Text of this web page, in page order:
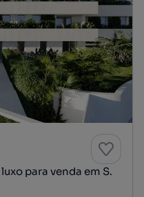
para venda em S.